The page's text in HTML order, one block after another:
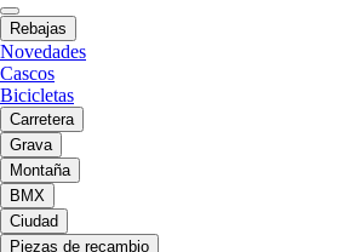
Rebajas
Novedades
Cascos
Bicicletas
Carretera
Grava
Montaña
BMX
Ciudad
Piezas de recambio